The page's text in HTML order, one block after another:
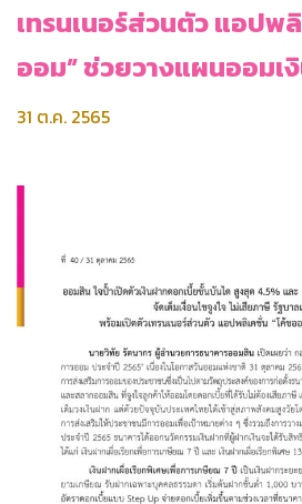
เทรนเนอร์ส่วนตัว แอปพ
ออม” ช่วยวางแผนออมเ
31 ต.ค. 2565